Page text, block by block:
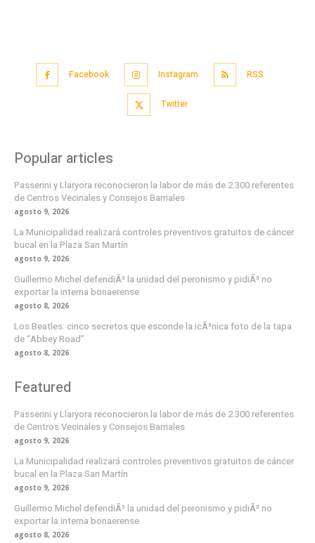
Facebook Instagram RSS
Twitter
Popular articles
Passerini y Llaryora reconocieron la labor de más de 2.300 referentes
de Centros Vecinales y Consejos Barriales
agosto 9, 2026
La Municipalidad realizará controles preventivos gratuitos de cáncer
bucal en la Plaza San Martín
agosto 9, 2026
Guillermo Michel defendiÃ³ la unidad del peronismo y pidiÃ³ no
exportar la interna bonaerense
agosto 8, 2026
Los Beatles: cinco secretos que esconde la icÃ³nica foto de la tapa
de “Abbey Road”
agosto 8, 2026
Featured
Passerini y Llaryora reconocieron la labor de más de 2.300 referentes
de Centros Vecinales y Consejos Barriales
agosto 9, 2026
La Municipalidad realizará controles preventivos gratuitos de cáncer
bucal en la Plaza San Martín
agosto 9, 2026
Guillermo Michel defendiÃ³ la unidad del peronismo y pidiÃ³ no
exportar la interna bonaerense
agosto 8, 2026